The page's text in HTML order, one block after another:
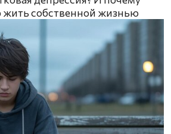
собственной жизнью